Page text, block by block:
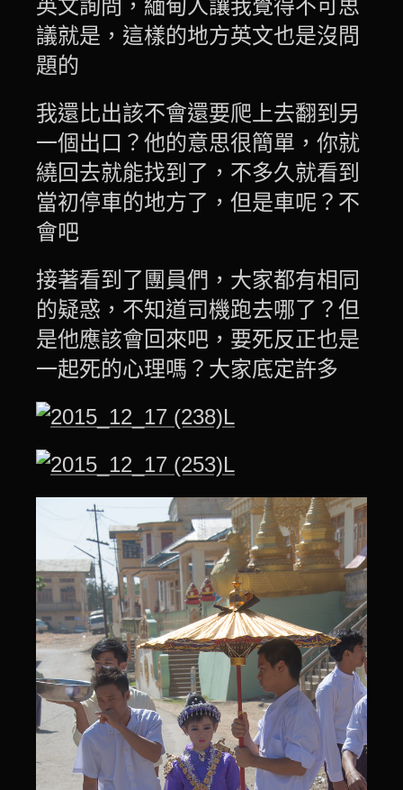
英文詢問，緬甸人讓我覺得不可思
議就是，這樣的地方英文也是沒問
題的
我還比出該不會還要爬上去翻到另
一個出口？他的意思很簡單，你就
繞回去就能找到了，不多久就看到
當初停車的地方了，但是車呢？不
會吧
接著看到了團員們，大家都有相同
的疑惑，不知道司機跑去哪了？但
是他應該會回來吧，要死反正也是
一起死的心理嗎？大家底定許多